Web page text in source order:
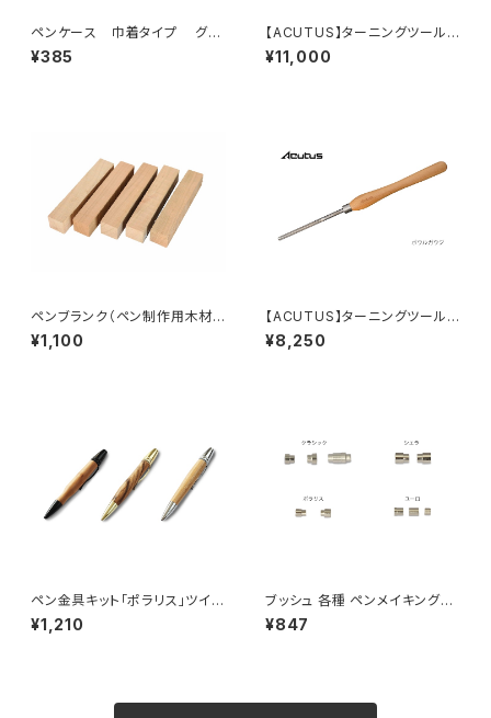
ペンケース 巾着タイプ グレ
ー // ブラック
¥385
【ACUTUS】ターニングツール
『・38mm ハーフラウンドスクレ
ーパー』ハイス鋼 旋盤用刃物
¥11,000
ペンブランク（ペン制作用木材）
＊サクラ
¥1,100
【ACUTUS】ターニングツール
『12mm ボウルガウジ』ハイス鋼
旋盤用刃物 ディープボウルガウ
¥8,250
ペン金具キット「ポラリス」ツイス
ト式ボールペン
¥1,210
ブッシュ 各種 ペンメイキング用
【シエラ用 ・ポラリス用 ・クラシ
ック用 ・ユーロ用・ピルケース
¥847